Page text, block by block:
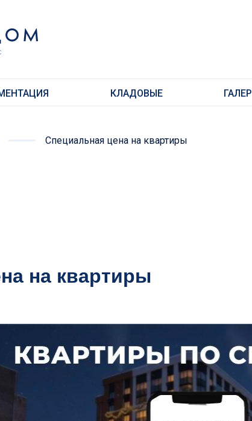
КЛАДОВЫЕ
Специальная цена на квартиры
на квартиры